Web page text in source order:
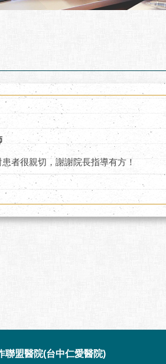
者很親切，謝謝院長指導有方！
聯盟醫院(台中仁愛醫院)